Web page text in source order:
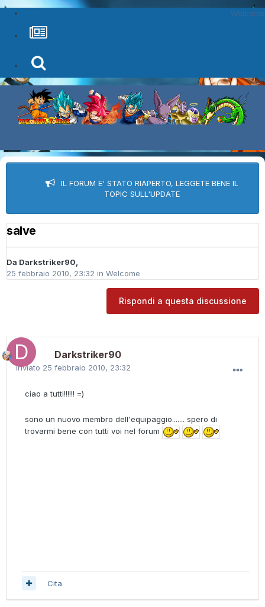
Welcome
IL FORUM E' STATO RIAPERTO, LEGGETE BENE IL
TOPIC SULL'UPDATE
salve
Da Darkstriker90,
25 febbraio 2010, 23:32 in Welcome
Rispondi a questa discussione
Darkstriker90
Inviato 25 febbraio 2010, 23:32
ciao a tutti!!!!!! =)
sono un nuovo membro dell'equipaggio....... spero di
trovarmi bene con tutti voi nel forum
Cita